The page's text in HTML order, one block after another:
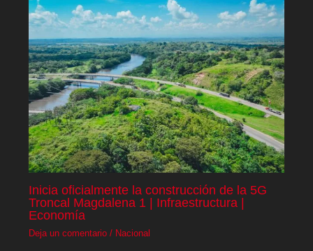
Inicia oficialmente la construcción de la 5G
Troncal Magdalena 1 | Infraestructura |
Economía
Deja un comentario / Nacional